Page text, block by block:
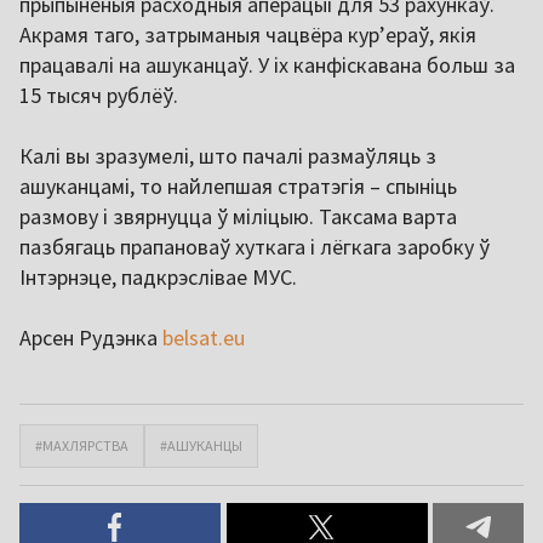
Акрамя таго, затрыманыя чацвёра курʼераў, якія
працавалі на ашуканцаў. У іх канфіскавана больш за
15 тысяч рублёў.
Калі вы зразумелі, што пачалі размаўляць з
ашуканцамі, то найлепшая стратэгія – спыніць
размову і звярнуцца ў міліцыю. Таксама варта
пазбягаць прапановаў хуткага і лёгкага заробку ў
Інтэрнэце, падкрэслівае МУС.
Арсен Рудэнка belsat.eu
#МАХЛЯРСТВА #АШУКАНЦЫ